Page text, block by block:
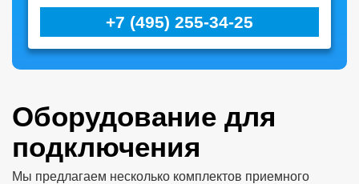
+7 (495) 255-34-25
Оборудование для
подключения
Мы предлагаем несколько комплектов приемного